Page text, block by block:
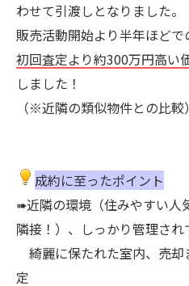
わせて引渡しとなりました。
販売活動開始より半年ほどで
初回査定より約300万円高い
しました！
（※近隣の類似物件との比較）
成約に至ったポイント
➠近隣の環境（住みやすい人
隣接！）、しっかり管理さ
綺麗に保たれた室内、売
定